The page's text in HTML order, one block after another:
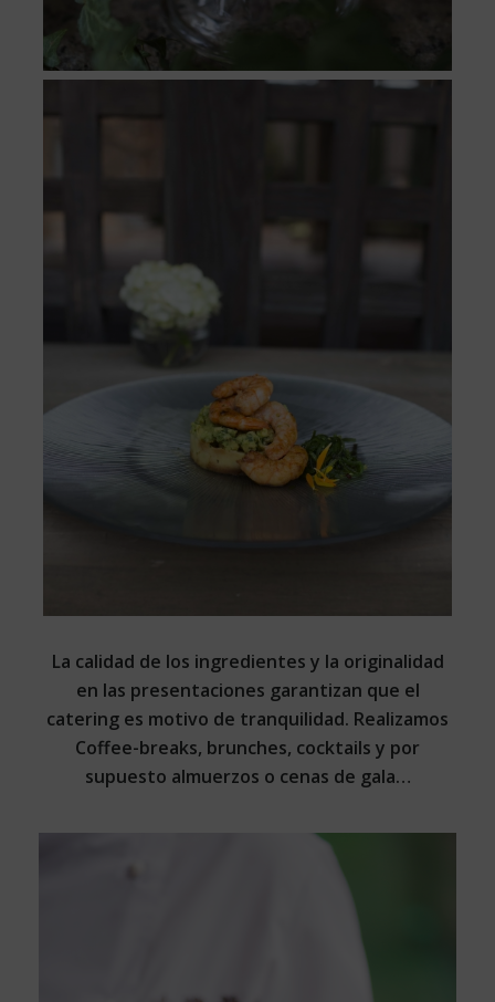
La calidad de los ingredientes y la originalidad
en las presentaciones garantizan que el
catering es motivo de tranquilidad. Realizamos
Coffee-breaks, brunches, cocktails y por
supuesto almuerzos o cenas de gala…